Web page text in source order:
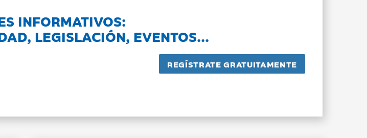
INFORMATIVOS:
LEGISLACIÓN, EVENTOS...